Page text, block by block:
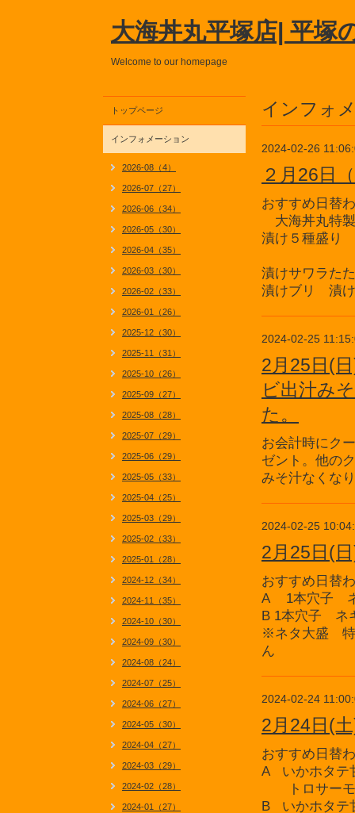
大海丼丸平塚店| 平塚
Welcome to our homepage
インフォ
2024-02-26
２月26日
おすすめ日替
大海丼丸特
漬け５種盛り
漬けサワラた
漬けブリ 漬
2024-02-25
2月25日(
ビ出汁み
た。
お会計時にク
ゼント。他の
みそ汁なくな
2024-02-25
2月25日(
おすすめ日替
A 1本穴子
B 1本穴子 ネ
※ネタ大盛 特
ん
2024-02-24
2月24日(
おすすめ日替
A いかホタテ
トロサーモ
B いかホタテ
トップページ
インフォメーション
2026-08（4）
2026-07（27）
2026-06（34）
2026-05（30）
2026-04（35）
2026-03（30）
2026-02（33）
2026-01（26）
2025-12（30）
2025-11（31）
2025-10（26）
2025-09（27）
2025-08（28）
2025-07（29）
2025-06（29）
2025-05（33）
2025-04（25）
2025-03（29）
2025-02（33）
2025-01（28）
2024-12（34）
2024-11（35）
2024-10（30）
2024-09（30）
2024-08（24）
2024-07（25）
2024-06（27）
2024-05（30）
2024-04（27）
2024-03（29）
2024-02（28）
2024-01（27）